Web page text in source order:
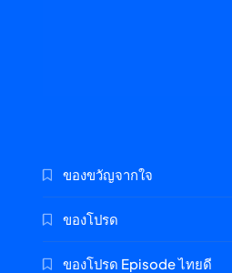
ของขวัญจากใจ
ของโปรด
ของโปรด Episode ไทยดี